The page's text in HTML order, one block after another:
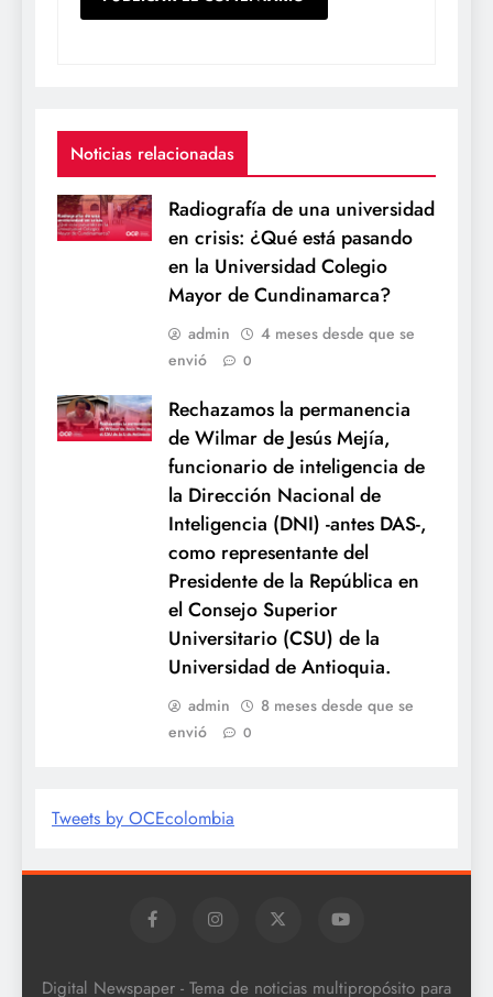
Noticias relacionadas
Radiografía de una universidad
en crisis: ¿Qué está pasando
en la Universidad Colegio
Mayor de Cundinamarca?
admin
4 meses desde que se
envió
0
Rechazamos la permanencia
de Wilmar de Jesús Mejía,
funcionario de inteligencia de
la Dirección Nacional de
Inteligencia (DNI) -antes DAS-,
como representante del
Presidente de la República en
el Consejo Superior
Universitario (CSU) de la
Universidad de Antioquia.
admin
8 meses desde que se
envió
0
Tweets by OCEcolombia
Digital Newspaper - Tema de noticias multipropósito para